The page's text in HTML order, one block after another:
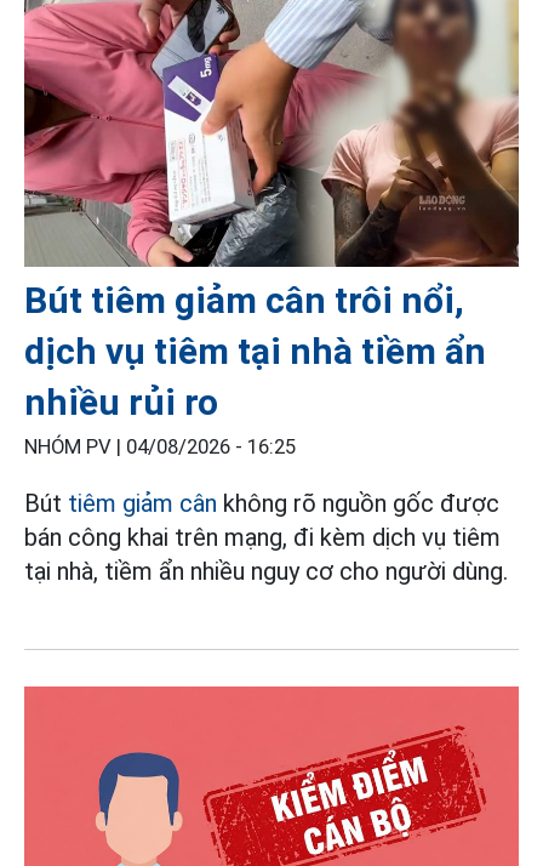
Bút tiêm giảm cân trôi nổi,
dịch vụ tiêm tại nhà tiềm ẩn
nhiều rủi ro
NHÓM PV | 04/08/2026 - 16:25
Bút tiêm giảm cân không rõ nguồn gốc được
bán công khai trên mạng, đi kèm dịch vụ tiêm
tại nhà, tiềm ẩn nhiều nguy cơ cho người dùng.